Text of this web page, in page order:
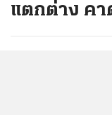
แตกต่าง คา